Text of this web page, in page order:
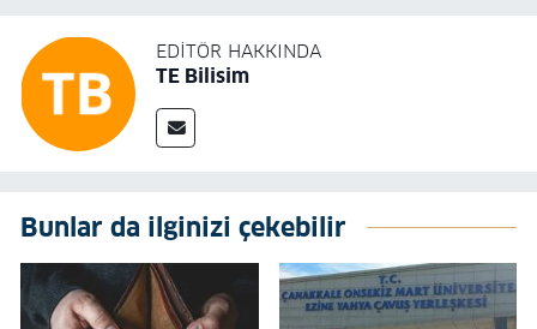
EDITÖR HAKKINDA
TE Bilisim
Bunlar da ilginizi çekebilir